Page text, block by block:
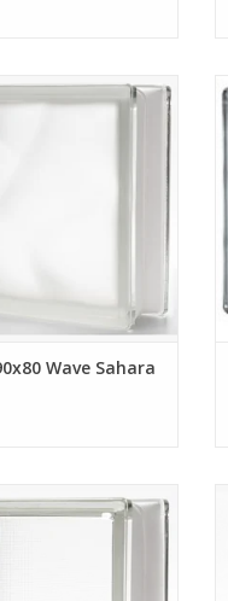
steen heeft een wolke
Wave Sahara
bouwsteen heeft het
decor. De glazen